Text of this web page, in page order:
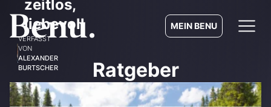
MEIN BENU
Ratgeber
zeitlos,
liebevoll
VERFASST
VON
ALEXANDER
BURTSCHER